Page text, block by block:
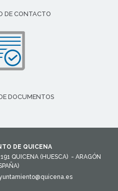
DE CONTACTO
DOCUMENTOS
DE QUICENA
QUICENA (HUESCA) - ARAGÓN